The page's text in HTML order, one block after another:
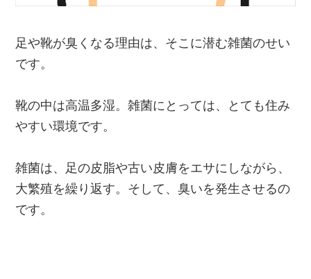
足や靴が臭くなる理由は、そこに潜む雑菌のせい
です。
靴の中は高温多湿。雑菌にとっては、とても住み
やすい環境です。
雑菌は、足の皮脂や古い皮膚をエサにしながら、
大繁殖を繰り返す。そして、臭いを発生させるの
です。